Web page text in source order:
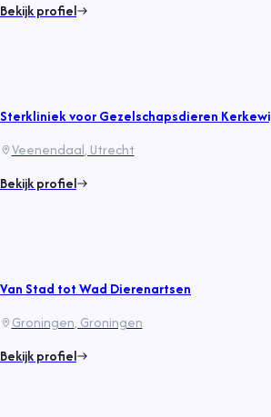
Bekijk profiel
Sterkliniek voor Gezelschapsdieren
Veenendaal, Utrecht
Bekijk profiel
Van Stad tot Wad Dierenartsen
Groningen, Groningen
Bekijk profiel